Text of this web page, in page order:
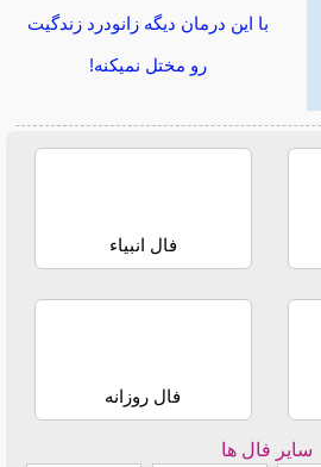
با این درمان دیگه زانودرد زندگیت
رو مختل نمیکنه!
فال انبیاء
فال روزانه
سایر فال ها